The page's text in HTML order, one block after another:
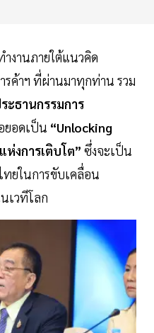
งานภายใต้แนวคิด
ค้าฯ ที่ผ่านมาทุกท่าน รวม
ะธานกรรมการ
ยอดเป็น “Unlocking
งการเติบโต” ซึ่งจะเป็น
ยในการขับเคลื่อน
เวทีโลก